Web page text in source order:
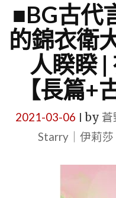
■BG古代
的錦衣衛
人睽睽 |
【長篇+
2021-03-06 by 蒼
Starry｜伊莉